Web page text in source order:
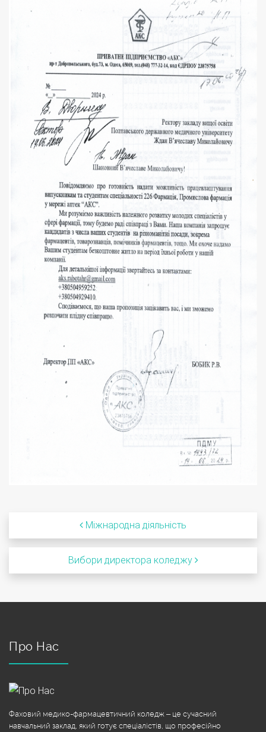
Міжнародна діяльність
Вибори директора коледжу
Про Нас
Фаховий медико-фармацевтичний коледж – це сучасний
навчальний заклад, який готує спеціалістів, що професійно